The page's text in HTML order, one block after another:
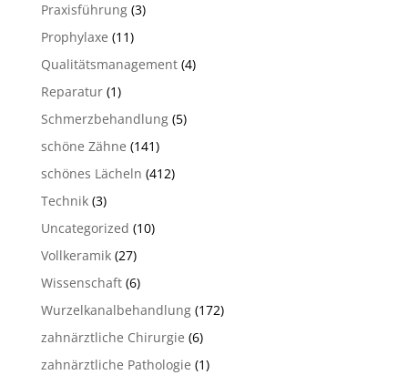
Praxisführung(3)
Prophylaxe (11)
Qualitätsmanagement(4)
Reparatur(1)
Schmerzbehandlung(5)
schöne Zähne (141)
schönes Lächeln (412)
Technik(3)
Uncategorized (10)
Vollkeramik(27)
Wissenschaft(6)
Wurzelkanalbehandlung(172)
zahnärztliche Chirurgie (6)
zahnärztliche Pathologie (1)